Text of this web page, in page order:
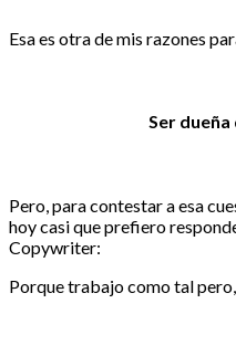
Esa es otra de mis razones
Ser
Pero, para contestar a esa
hoy casi que prefiero
Copywriter:
Porque trabajo como tal